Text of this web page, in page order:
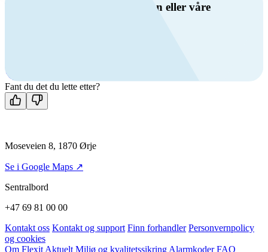
Har du spørsmål om ventilasjon eller våre
Kontakt oss
Fant du det du lette etter?
Moseveien 8, 1870 Ørje
Se i Google Maps ↗
Sentralbord
+47 69 81 00 00
Kontakt oss Kontakt og support Finn forhandler Personvernpolicy
og cookies
Om Flexit Aktuelt Miljø og kvalitetssikring Alarmkoder FAQ